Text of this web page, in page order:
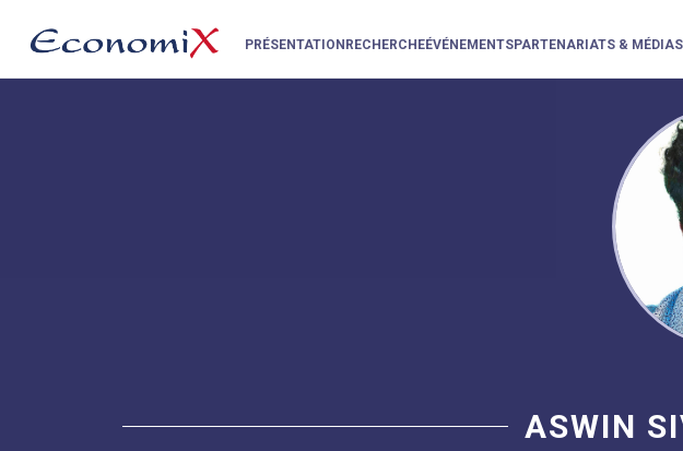
PRÉSENTATIONRECHERCHEÉVÉNEMENTSPARTENARIATS & MÉDIAS
ASWIN